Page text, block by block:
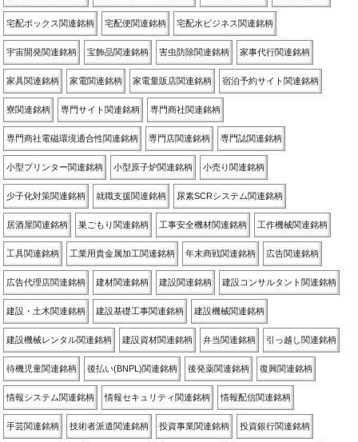
宅配ボックス関連銘柄 宅配便関連銘柄 宅配水ビジネス関連銘柄
宇宙開発関連銘柄 宝飾品関連銘柄 害虫防除関連銘柄 家事代行関連銘柄
家具関連銘柄 家電関連銘柄 家電量販店関連銘柄 宿泊予約サイト関連銘柄
寮関連銘柄 専門サイト関連銘柄 専門商社関連銘柄
専門商社電磁環境適合性関連銘柄 専門店関連銘柄 専門誌関連銘柄
小型プリンター関連銘柄 小型原子炉関連銘柄 小売り関連銘柄
少子化対策関連銘柄 就職支援関連銘柄 尿素SCRシステム関連銘柄
居酒屋関連銘柄 巣ごもり関連銘柄 工事安全機材関連銘柄 工作機械関連銘柄
工具関連銘柄 工業用貴金属加工関連銘柄 年末商戦関連銘柄 広告関連銘柄
広告代理店関連銘柄 建材関連銘柄 建設関連銘柄 建設コンサルタント関連銘柄
建設・土木関連銘柄 建設基礎工事関連銘柄 建設機械関連銘柄
建設機械レンタル関連銘柄 建設資材関連銘柄 弁当関連銘柄 引っ越し関連銘柄
待機児童関連銘柄 後払い(BNPL)関連銘柄 後発薬関連銘柄 復興関連銘柄
情報システム関連銘柄 情報セキュリティ関連銘柄 情報配信関連銘柄
手芸関連銘柄 技術者派遣関連銘柄 投資事業関連銘柄 投資銀行関連銘柄